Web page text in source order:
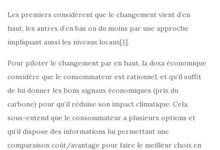
Les premiers considèrent que le changement vient d’en
haut, les autres d’en bas ou du moins par une approche
impliquant aussi les niveaux locaux[1].
Pour piloter le changement par en haut, la doxa économique
considère que le consommateur est rationnel, et qu’il suffit
de lui donner les bons signaux économiques (prix du
carbone) pour qu’il réduise son impact climatique. Cela,
sous-entend que le consommateur a plusieurs options et
qu’il dispose des informations lui permettant une
comparaison coût/avantage pour faire le meilleur choix en